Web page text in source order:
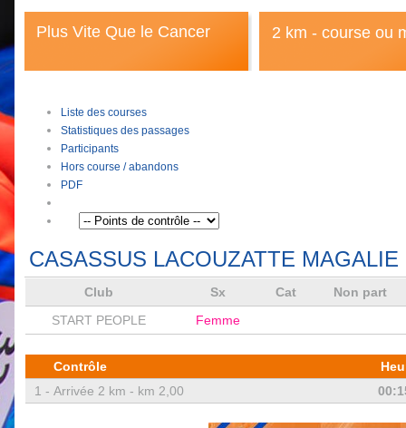
Plus Vite Que le Cancer 2 km - course ou
Liste des courses
Statistiques des passages
Participants
Hors course / abandons
PDF
CASASSUS LACOUZATTE MAGALIE
Club Sx Cat
Non part
START PEOPLE
Femme
Contrôle
1 - Arrivée 2 km - km 2,00